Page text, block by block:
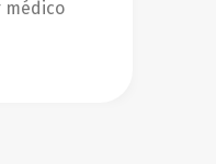
médico